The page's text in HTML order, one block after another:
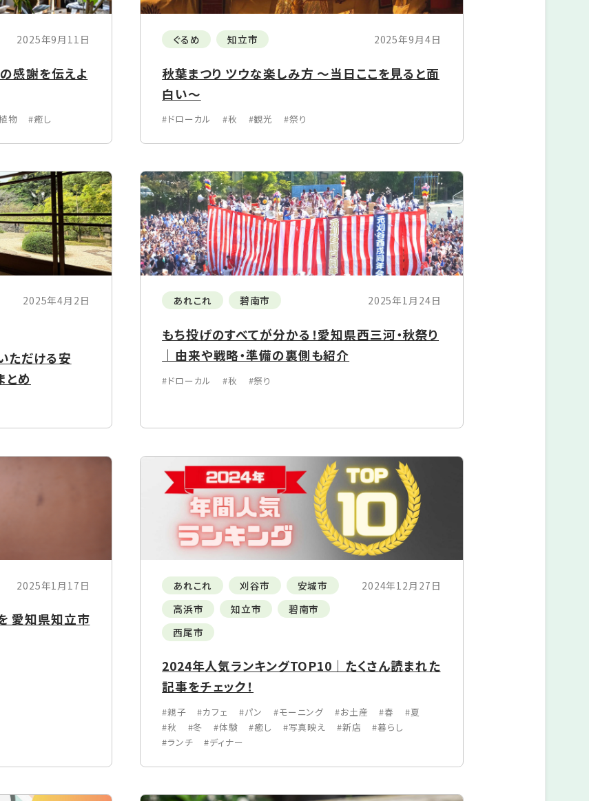
2025年9月11日
感謝を伝えよ
物 #癒し
ぐるめ 知立市 2025年9月4日
秋葉まつり ツウな楽しみ方 ～当日ここを見ると面
白い～
#ドローカル #秋 #観光 #祭り
2025年4月2日
ただける安
とめ
あれこれ 碧南市 2025年1月24日
もち投げのすべてが分かる！愛知県西三河・秋祭り
｜由来や戦略・準備の裏側も紹介
#ドローカル #秋 #祭り
2025年1月17日
愛知県知立市
あれこれ 刈谷市
安城市
高浜市
知立市
碧南市
西尾市
2024年12月27日
2024年人気ランキングTOP10｜たくさん読まれた
記事をチェック！
#親子 #カフェ #パン #モーニング #お土産 #春
#夏
#秋
#冬 #体験 #癒し #写真映え #新店
#暮らし
#ランチ
#ディナー